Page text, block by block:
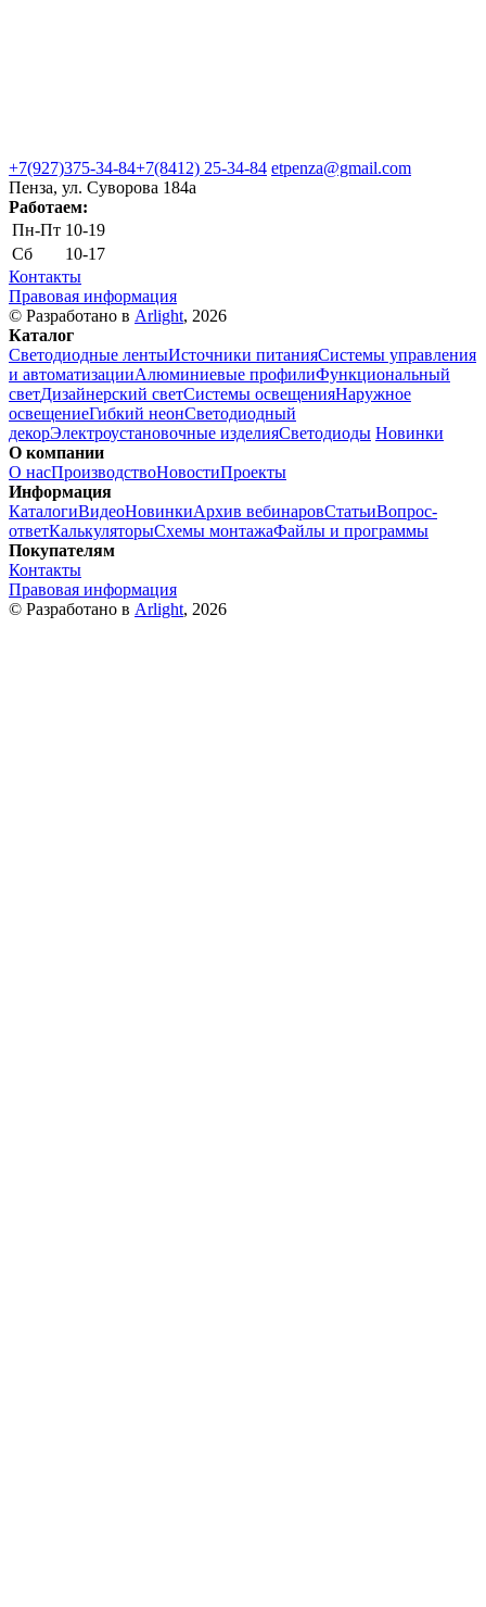
+7(927)375-34-84+7(8412) 25-34-84 etpenza@gmail.com
Пенза, ул. Cуворова 184а
Работаем:
Пн-Пт 10-19
Сб
10-17
Контакты
Правовая информация
© Разработано в Arlight, 2026
Каталог
Светодиодные лентыИсточники питанияСистемы управления
и автоматизацииАлюминиевые профилиФункциональный
светДизайнерский светСистемы освещенияНаружное
освещениеГибкий неонСветодиодный
декорЭлектроустановочные изделияСветодиоды Новинки
О компании
О насПроизводствоНовостиПроекты
Информация
КаталогиВидеоНовинкиАрхив вебинаровСтатьиВопрос-
ответКалькуляторыСхемы монтажаФайлы и программы
Покупателям
Контакты
Правовая информация
© Разработано в Arlight, 2026